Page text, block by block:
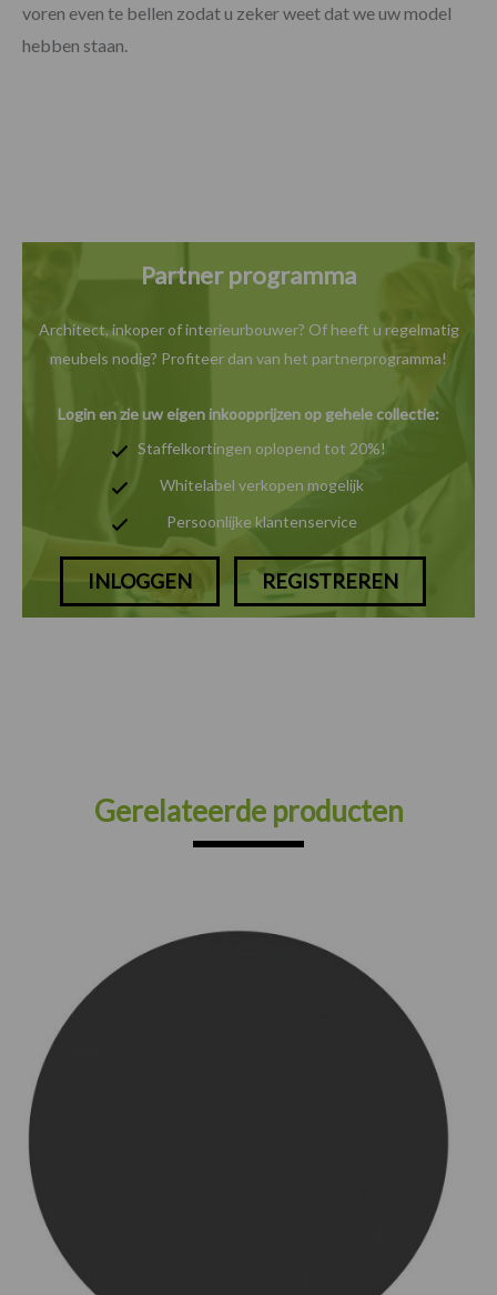
voren even te bellen zodat u zeker weet dat we uw model
hebben staan.
Partner programma
Architect, inkoper of interieurbouwer? Of heeft u regelmatig
meubels nodig? Profiteer dan van het partnerprogramma!
Login en zie uw eigen inkoopprijzen op gehele collectie:
Staffelkortingen oplopend tot 20%!
Whitelabel verkopen mogelijk
Persoonlijke klantenservice
INLOGGEN REGISTREREN
Gerelateerde producten
Prijsklasse:
€75.00